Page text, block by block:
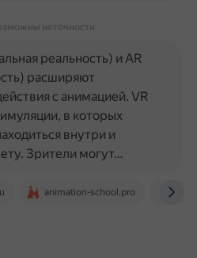
неточности
animation-school.pro
реальность) и AR
расширяют
с анимацией. VR
в которых
внутри и
Зрители могут…